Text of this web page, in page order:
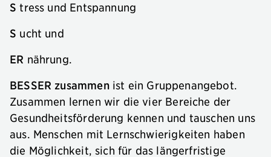
S tress und Entspannung
S ucht und
ER nährung.
BESSER zusammenist ein Gruppenangebot.
Zusammen lernen wir die vier Bereiche der
Gesundheitsförderung kennen und tauschen uns
aus. Menschen mit Lernschwierigkeiten haben
die Möglichkeit, sich für das längerfristige